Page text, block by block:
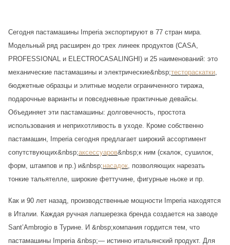
Сегодня пастамашины Imperia экспортируют в 77 стран мира.
Модельный ряд расширен до трех линеек продуктов (CASA,
PROFESSIONAL и ELECTROCASALINGHI) и 25 наименований: это
механические пастамашины и электрические&nbsp;тестораскатки
бюджетные образцы и элитные модели ограниченного тиража,
подарочные варианты и повседневные практичные девайсы.
Объединяет эти пастамашины: долговечность, простота
использования и неприхотливость в уходе. Кроме собственно
пастамашин, Imperia сегодня предлагает широкий ассортимент
сопутствующих&nbsp;аксессуаров&nbsp;к ним (скалок, сушилок,
форм, штампов и пр.) и&nbsp;насадок , позволяющих нарезать
тонкие тальятелле, широкие феттучине, фигурные ньоке и пр.
Как и 90 лет назад, производственные мощности Imperia находятся
в Италии. Каждая ручная лапшерезка бренда создается на заводе
Sant’Ambrogio в Турине. И &nbsp;компания гордится тем, что
пастамашины Imperia &nbsp;— истинно итальянский продукт. Для